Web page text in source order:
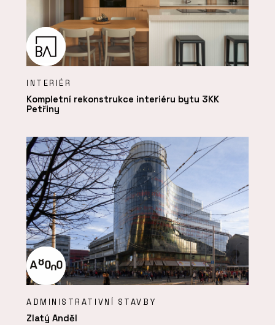
INTERIÉR
Kompletní rekonstrukce interiéru bytu 3KK
Petřiny
ADMINISTRATIVNÍ STAVBY
Zlatý Anděl